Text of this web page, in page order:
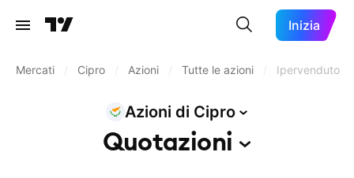
Inizia
Mercati Cipro Azioni Tutte le azioni Ipervenduto
Azioni di Cipro
Quotazioni